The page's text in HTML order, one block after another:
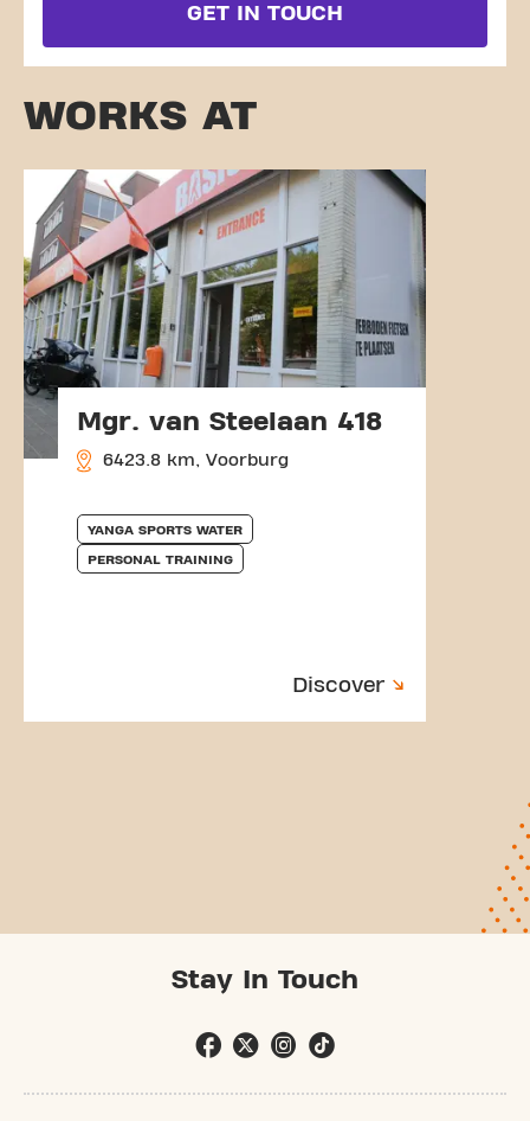
GET IN TOUCH
WORKS AT
Mgr. van Steelaan 418
6423.8 km, Voorburg
YANGA SPORTS WATER
PERSONAL TRAINING
Discover
Stay In Touch